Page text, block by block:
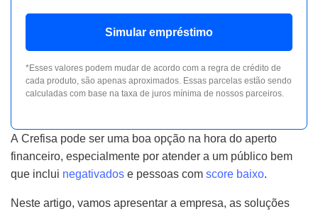
Simular empréstimo
*Esses valores podem mudar de acordo com a regra de crédito de
cada produto, são apenas aproximados. Essas parcelas estão sendo
calculadas com base na taxa de juros mínima de nossos parceiros.
A Crefisa pode ser uma boa opção na hora do aperto
financeiro, especialmente por atender a um público bem
que inclui negativados e pessoas com score baixo.
Neste artigo, vamos apresentar a empresa, as soluções